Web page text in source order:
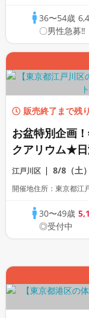
由・席替有】
36〜54歳
〇男性急募‼
販売終了まで残
お盆特別企画
クアリウム★日
の中でドキド
の水族館コン♪
江戸川区 8/8（土）
開催地住所：東京都
30〜49歳
◎受付中